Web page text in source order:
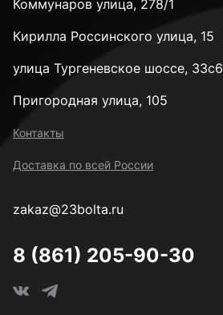
Коммунаров улица, 278/1
Кирилла Россинского улица, 15
улица Тургеневское шоссе, 33с6
Пригородная улица, 105
Контакты
Доставка по всей России
zakaz@23bolta.ru
8 (861) 205-90-30